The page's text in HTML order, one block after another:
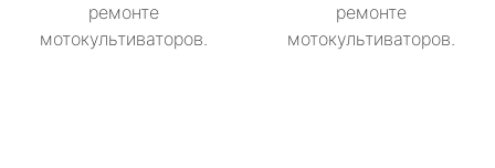
ремонте
мотокультиваторов.
ремонте
мотокультиваторов.